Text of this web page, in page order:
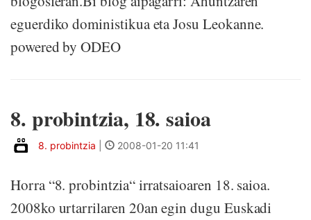
eguerdiko doministikua eta Josu Leokanne.
powered by ODEO
8. probintzia, 18. saioa
8. probintzia 2008-01-20 11:41
Horra “8. probintzia“ irratsaioaren 18. saioa.
2008ko urtarrilaren 20an egin dugu Euskadi